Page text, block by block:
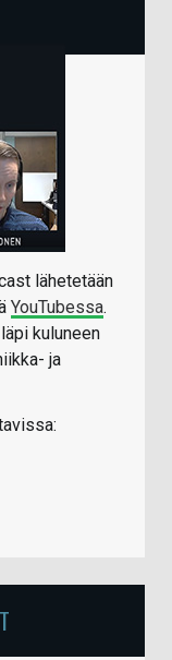
lähetetään
YouTubessa.
kuluneen
ja